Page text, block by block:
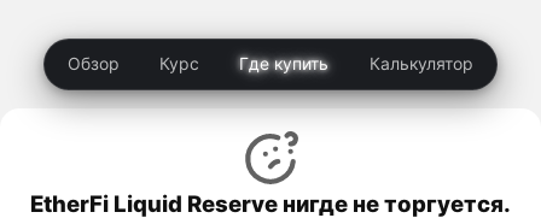
Обзор Курс Где купить Калькулятор
EtherFi Liquid Reserve нигде не торгуется.